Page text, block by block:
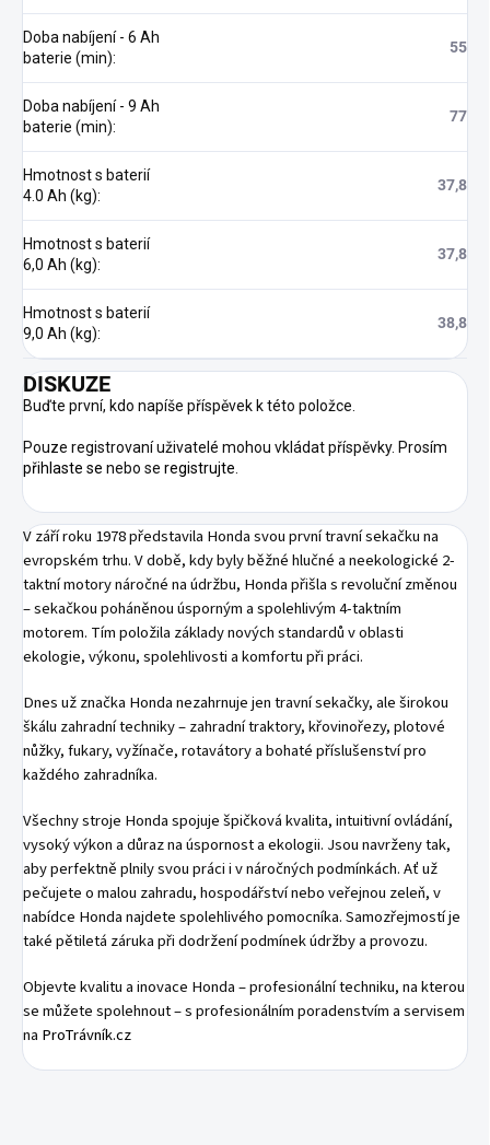
Doba nabíjení - 6 Ah
baterie (min):
55
Doba nabíjení - 9 Ah
baterie (min):
77
Hmotnost s baterií
4.0 Ah (kg):
37,8
Hmotnost s baterií
6,0 Ah (kg):
37,8
Hmotnost s baterií
9,0 Ah (kg):
38,8
DISKUZE
Buďte první, kdo napíše příspěvek k této položce.
Pouze registrovaní uživatelé mohou vkládat příspěvky. Prosím
přihlaste se nebo se registrujte
V září roku 1978 představila Honda svou první travní sekačku na
evropském trhu. V době, kdy byly běžné hlučné a neekologické 2-
taktní motory náročné na údržbu, Honda přišla s revoluční změnou
– sekačkou poháněnou úsporným a spolehlivým 4-taktním
motorem. Tím položila základy nových standardů v oblasti
ekologie, výkonu, spolehlivosti a komfortu při práci.
Dnes už značka Honda nezahrnuje jen travní sekačky, ale širokou
škálu zahradní techniky – zahradní traktory, křovinořezy, plotové
nůžky, fukary, vyžínače, rotavátory a bohaté příslušenství pro
každého zahradníka.
Všechny stroje Honda spojuje špičková kvalita, intuitivní ovládání,
vysoký výkon a důraz na úspornost a ekologii. Jsou navrženy tak,
aby perfektně plnily svou práci i v náročných podmínkách. Ať už
pečujete o malou zahradu, hospodářství nebo veřejnou zeleň, v
nabídce Honda najdete spolehlivého pomocníka. Samozřejmostí je
také pětiletá záruka při dodržení podmínek údržby a provozu.
Objevte kvalitu a inovace Honda – profesionální techniku, na kterou
se můžete spolehnout – s profesionálním poradenstvím a servisem
na ProTrávník.cz